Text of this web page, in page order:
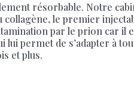
résorbable. Notre
le premier
par le prion car il
permet de s’adapter à
et plus.